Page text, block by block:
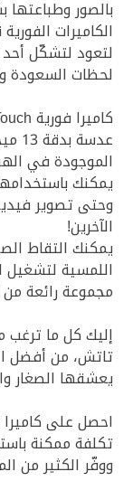
بالصور
الكاميرات
لتعود لتشكّل أحد
لحظات السعودة
الموجودة في
يمكنك
الآخرين!
يمكنك التقاط
اللمسية لتشغيل
مجموعة رائعة من
إليك كل ما ترغب
تاتش، من أفضل
يعشقها الصغار
احصل على كاميرا
تكلفة ممكنة
ووفّر الكثير من